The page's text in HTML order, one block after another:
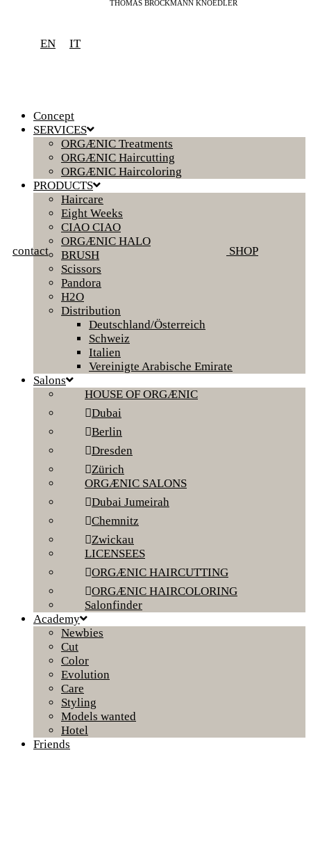
THOMAS BROCKMANN KNOEDLER
EN IT
contact SHOP
Concept
SERVICES
ORGÆNIC Treatments
ORGÆNIC Haircutting
ORGÆNIC Haircoloring
PRODUCTS
Haircare
Eight Weeks
CIAO CIAO
ORGÆNIC HALO
BRUSH
Scissors
Pandora
H2O
Distribution
Deutschland/Österreich
Schweiz
Italien
Vereinigte Arabische Emirate
Salons
HOUSE OF ORGÆNIC
Dubai
Berlin
Dresden
Zürich
ORGÆNIC SALONS
Dubai Jumeirah
Chemnitz
Zwickau
LICENSEES
ORGÆNIC HAIRCUTTING
ORGÆNIC HAIRCOLORING
Salonfinder
Academy
Newbies
Cut
Color
Evolution
Care
Styling
Models wanted
Hotel
Friends